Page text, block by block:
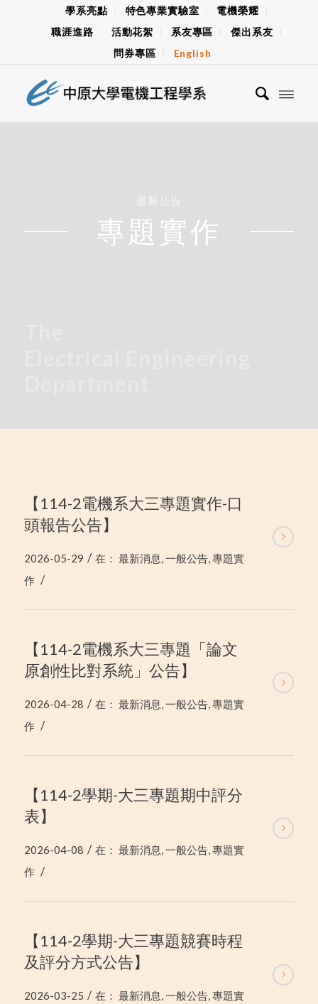
學系亮點 特色專業實驗室
電機榮耀
職涯進路
活動花絮 系友專區
傑出系友
問券專區
English
最新公告
專題實作
【114-2電機系大三專題實作-口
頭報告公告】
2026-05-29 / 在： 最新消息,一般公告,專題實
作 /
【114-2電機系大三專題「論文
原創性比對系統」公告】
2026-04-28 / 在： 最新消息,一般公告,專題實
作 /
【114-2學期-大三專題期中評分
表】
2026-04-08 / 在： 最新消息,一般公告,專題實
作 /
【114-2學期-大三專題競賽時程
及評分方式公告】
2026-03-25 / 在： 最新消息,一般公告,專題實